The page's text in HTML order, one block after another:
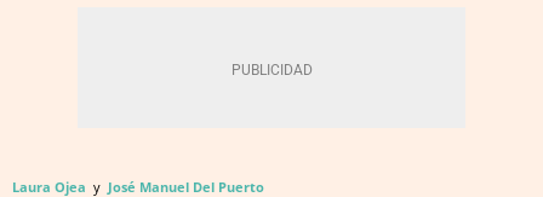
Laura Ojea
José Manuel Del Puerto